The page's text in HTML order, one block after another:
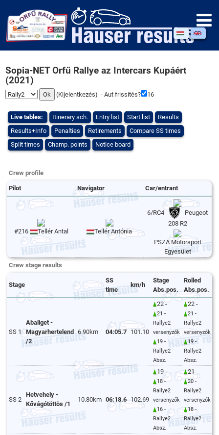
Sopia-NET Orfű Rallye az Intercars Kupáért
(2021)
(Kijelentkezés) - Aut frissítés? 16
Live tables: Itinerary sch. Entry list Start list
Results
Results+Info
Penalties Retirements
Compare SS times
Split times
Champ. points Notice board
Crew profile
Pilot Navigator Car/entrant
#216 Tellér Antal Tellér Antónia
6/RC4
Peugeot
208 R2
PSZA Motorsport
Egyesület
Crew stage results
Stage
SS
time
km/h
Stage
Abs.pos.
Rolled
Abs.pos.
SS 1
Abaliget -
Magyarhertelend
/2
6.90km 04:05.7 101.10
22 -
21 -
Rallye2
versenyzők
19 -
Rallye2
Absz.
22 -
21 -
Rallye2
versenyzők
19 -
Rallye2
Absz.
SS 2
Hetvehely -
Kővágótöttös /1
10.80km 06:18.6 102.69
19 -
18 -
Rallye2
versenyzők
16 -
Rallye2
Absz.
21 -
20 -
Rallye2
versenyzők
18 -
Rallye2
Absz.